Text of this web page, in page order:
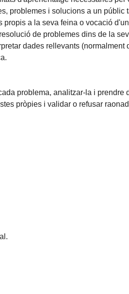
problemes i solucions a un públic
a la seva feina o vocació
de problemes dins de la
dades rellevants
problema, analitzar-la i prendre
pròpies i validar o refusar